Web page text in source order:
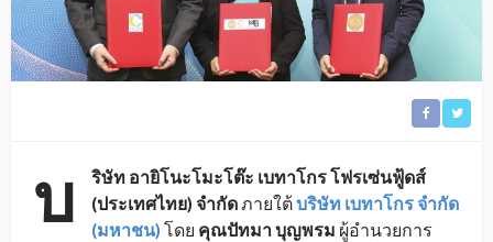
บ
ริษัท อายิโนะโมะโต๊ะ เบทาโกร โฟรเซ่นฟู้ดส์
(ประเทศไทย) จำกัดภายใต้บริษัท เบทาโกร จำกัด
(มหาชน) โดย คุณปัทมา บุญพรม ผู้อำนวยการ